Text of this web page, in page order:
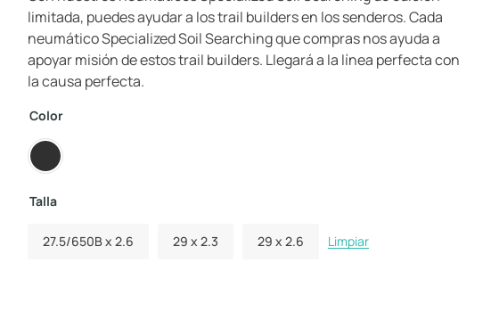
limitada, puedes ayudar a los trail builders en los senderos. Cada
neumático Specialized Soil Searching que compras nos ayuda a
apoyar misión de estos trail builders. Llegará a la línea perfecta con
la causa perfecta.
Color
Talla
27.5/650B x 2.6 29 x 2.3 29 x 2.6 Limpiar